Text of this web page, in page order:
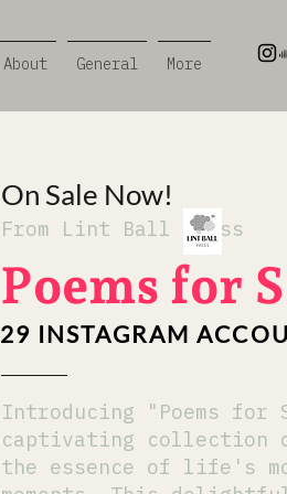
About General More
On Sale Now!
From Lint Ball Press
Poems for
29 INSTAGRAM
Introducing "Poems for
captivating collection
the essence of life's